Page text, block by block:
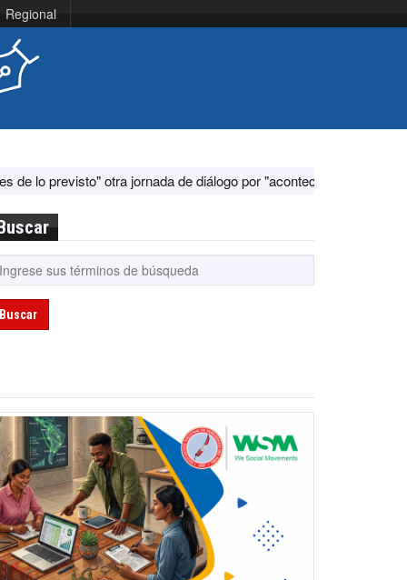
Regional
otra jornada de diálogo por "acontecimientos en el terreno"
Buscar